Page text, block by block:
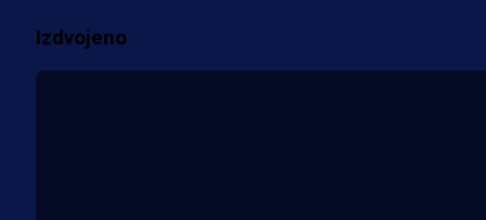
Više vijesti
Izdvojeno